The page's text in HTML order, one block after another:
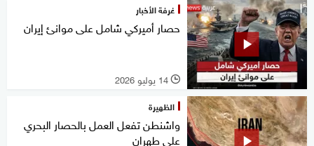
غرفة الأخبار
حصار أميركي شامل على موانئ إيران
l 14 يوليو 2026
الظهيرة
واشنطن تفعل العمل بالحصار البحري
على طهران